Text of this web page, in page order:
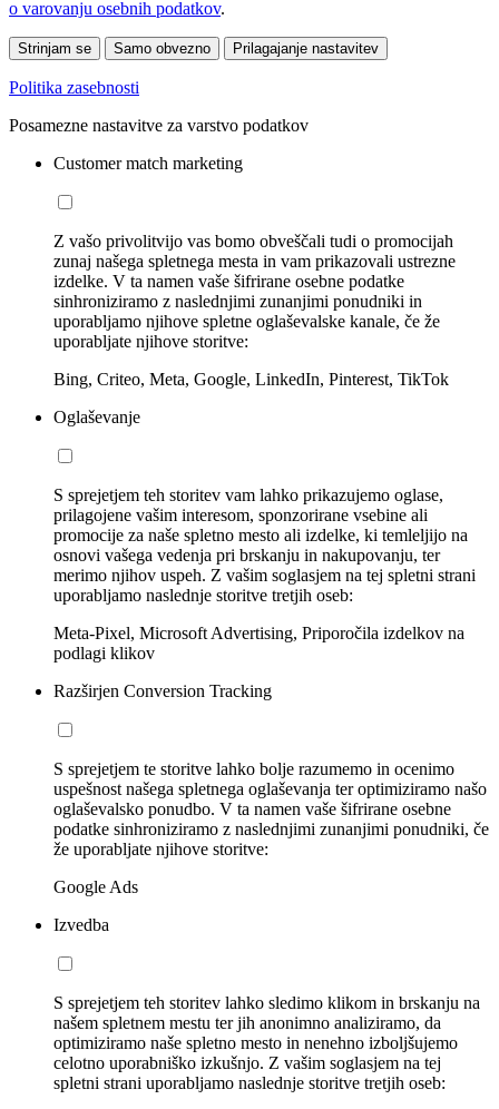
o varovanju osebnih podatkov.
Strinjam se Samo obvezno Prilagajanje nastavitev
Politika zasebnosti
Posamezne nastavitve za varstvo podatkov
Customer match marketing
Z vašo privolitvijo vas bomo obveščali tudi o promocijah
zunaj našega spletnega mesta in vam prikazovali ustrezne
izdelke. V ta namen vaše šifrirane osebne podatke
sinhroniziramo z naslednjimi zunanjimi ponudniki in
uporabljamo njihove spletne oglaševalske kanale, če že
uporabljate njihove storitve:
Bing, Criteo, Meta, Google, LinkedIn, Pinterest, TikTok
Oglaševanje
S sprejetjem teh storitev vam lahko prikazujemo oglase,
prilagojene vašim interesom, sponzorirane vsebine ali
promocije za naše spletno mesto ali izdelke, ki temleljijo na
osnovi vašega vedenja pri brskanju in nakupovanju, ter
merimo njihov uspeh. Z vašim soglasjem na tej spletni strani
uporabljamo naslednje storitve tretjih oseb:
Meta-Pixel, Microsoft Advertising, Priporočila izdelkov na
podlagi klikov
Razširjen Conversion Tracking
S sprejetjem te storitve lahko bolje razumemo in ocenimo
uspešnost našega spletnega oglaševanja ter optimiziramo našo
oglaševalsko ponudbo. V ta namen vaše šifrirane osebne
podatke sinhroniziramo z naslednjimi zunanjimi ponudniki, če
že uporabljate njihove storitve:
Google Ads
Izvedba
S sprejetjem teh storitev lahko sledimo klikom in brskanju na
našem spletnem mestu ter jih anonimno analiziramo, da
optimiziramo naše spletno mesto in nenehno izboljšujemo
celotno uporabniško izkušnjo. Z vašim soglasjem na tej
spletni strani uporabljamo naslednje storitve tretjih oseb: